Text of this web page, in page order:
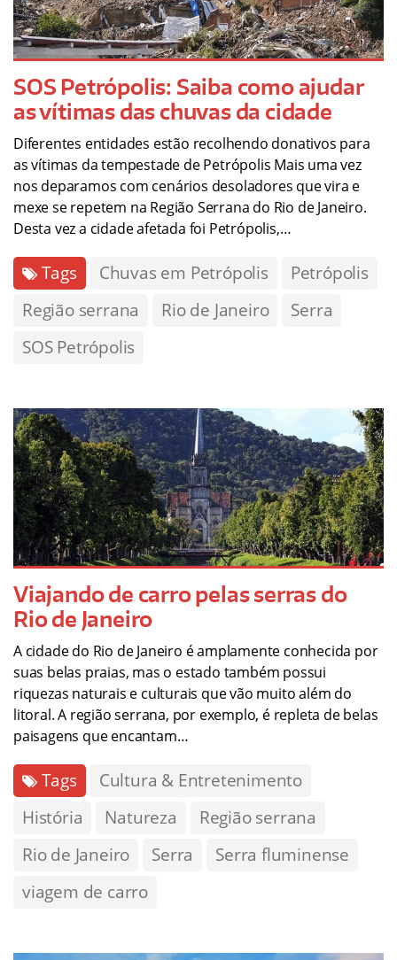
SOS Petrópolis: Saiba como ajudar
as vítimas das chuvas da cidade
Diferentes entidades estão recolhendo donativos para
as vítimas da tempestade de Petrópolis Mais uma vez
nos deparamos com cenários desoladores que vira e
mexe se repetem na Região Serrana do Rio de Janeiro.
Desta vez a cidade afetada foi Petrópolis,…
Tags Chuvas em Petrópolis
Petrópolis
Região serrana
Rio de Janeiro
Serra
SOS Petrópolis
Viajando de carro pelas serras do
Rio de Janeiro
A cidade do Rio de Janeiro é amplamente conhecida por
suas belas praias, mas o estado também possui
riquezas naturais e culturais que vão muito além do
litoral. A região serrana, por exemplo, é repleta de belas
paisagens que encantam…
Tags
Cultura & Entretenimento
História
Natureza
Região serrana
Rio de Janeiro
Serra
Serra fluminense
viagem de carro